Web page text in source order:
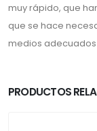
muy rápido, que
que se hace
medios
PRODUCTOS